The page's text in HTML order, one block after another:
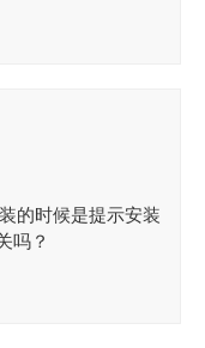
的时候是提示安装
吗？